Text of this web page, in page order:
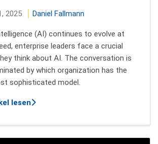
2025 Daniel Fallmann
(AI) continues to evolve at
enterprise leaders face a crucial
think about AI. The conversation is
by which organization has the
sophisticated model.
lesenüber Enterprise AI Meets RAG: A